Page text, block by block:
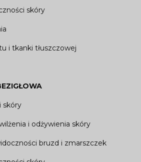
skóry
i tkanki tłuszczowej
i odżywienia skóry
bruzd i zmarszczek